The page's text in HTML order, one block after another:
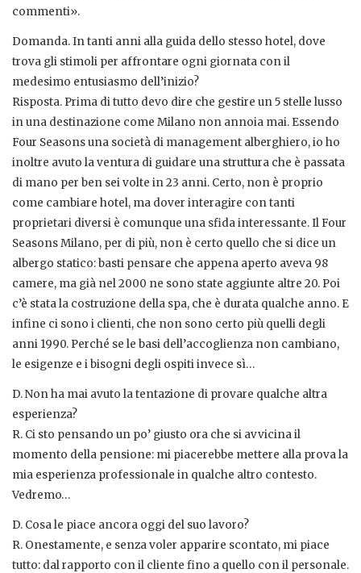
commenti».
Domanda. In tanti anni alla guida dello stesso hotel, dove
trova gli stimoli per affrontare ogni giornata con il
medesimo entusiasmo dell’inizio?
Risposta. Prima di tutto devo dire che gestire un 5 stelle lusso
in una destinazione come Milano non annoia mai. Essendo
Four Seasons una società di management alberghiero, io ho
inoltre avuto la ventura di guidare una struttura che è passata
di mano per ben sei volte in 23 anni. Certo, non è proprio
come cambiare hotel, ma dover interagire con tanti
proprietari diversi è comunque una sfida interessante. Il Four
Seasons Milano, per di più, non è certo quello che si dice un
albergo statico: basti pensare che appena aperto aveva 98
camere, ma già nel 2000 ne sono state aggiunte altre 20. Poi
c’è stata la costruzione della spa, che è durata qualche anno. E
infine ci sono i clienti, che non sono certo più quelli degli
anni 1990. Perché se le basi dell’accoglienza non cambiano,
le esigenze e i bisogni degli ospiti invece sì…
D. Non ha mai avuto la tentazione di provare qualche altra
esperienza?
R. Ci sto pensando un po’ giusto ora che si avvicina il
momento della pensione: mi piacerebbe mettere alla prova la
mia esperienza professionale in qualche altro contesto.
Vedremo…
D. Cosa le piace ancora oggi del suo lavoro?
R. Onestamente, e senza voler apparire scontato, mi piace
tutto: dal rapporto con il cliente fino a quello con il personale.